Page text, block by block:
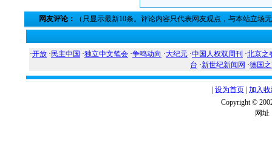
网友评论： （只显示最新10条。评论内容只代表网友观点，与本站立场
·开放 · 民主中国 ·独立中文笔会 ·争鸣动向 ·大纪元 ·中国人权双周刊 ·北京之
台 ·新世纪新闻网 ·德国
设为首页 加入
Copyright ©
网址